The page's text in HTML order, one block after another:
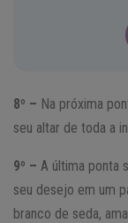
8º – Na próxima
seu altar de toda a
9º – A última ponta
seu desejo em um
branco de seda,